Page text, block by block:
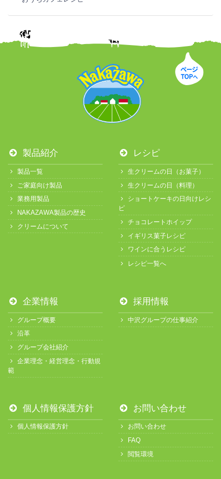
製品紹介
製品一覧
ご家庭向け製品
業務用製品
NAKAZAWA製品の歴史
クリームについて
レシピ
生クリームの日（お菓子）
生クリームの日（料理）
ショートケーキの日向けレシ
ピ
チョコレートホイップ
イギリス菓子レシピ
ワインに合うレシピ
レシピ一覧へ
企業情報
グループ概要
沿革
グループ会社紹介
企業理念・経営理念・行動規
範
採用情報
中沢グループの仕事紹介
個人情報保護方針
個人情報保護方針
お問い合わせ
お問い合わせ
FAQ
閲覧環境